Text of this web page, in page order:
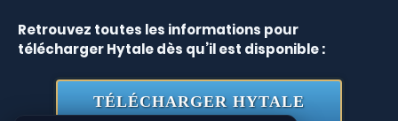
Retrouvez toutes les informations pour
télécharger Hytale dès qu’il est disponible :
TÉLÉCHARGER HYTALE